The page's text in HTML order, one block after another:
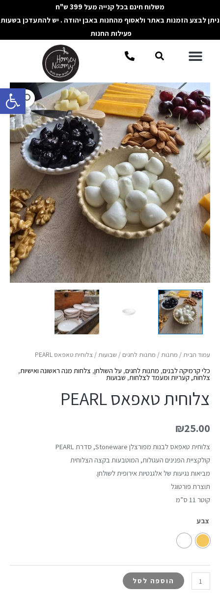
פתח
לתוכן
משלוח חינם בכל קנייה מעל 399 ש"ח
ניתן לבצע הזמנות באתר ולאסוף מהחנות באבן יהודה . יש להתעדכן בשעות
פעילות החנות
תפריטחיפוש
עמוד הבית/ מתנות/ מתנות לחגים / שבועות/ צלוחית טאפאס PEARL
כלי קרמיקה לבנים, מתנות לחגים, על השולחן, צלחות מנה ראשונה ואישיות,
צלחות, קעריות ומעמד לצלחות, שבועות
צלוחית טאפאס PEARL
₪25.00
צלוחית טאפאס לבנות מפורצלן Stoneware, סדרת PEARL
קולקציית הפנינים העגולות, המוטבעות בקצה הצלוחית
מביאות נגיעות של אלגנטיות אירופית לשולחן.
תוצרת פורטוגל
קוטר 11 ס”מ
צבע
כמות
של
צלוחית
טאפאס
PEARL
הוספה לסל